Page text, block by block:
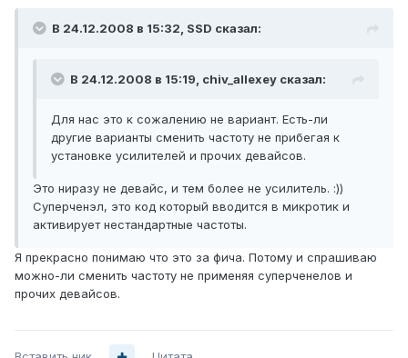
В 24.12.2008 в 15:32, SSD сказал:
В 24.12.2008 в 15:19, chiv_allexey сказал:
Для нас это к сожалению не вариант. Есть-ли
другие варианты сменить частоту не прибегая к
установке усилителей и прочих девайсов.
Это ниразу не девайс, и тем более не усилитель. :))
Суперченэл, это код который вводится в микротик и
активирует нестандартные частоты.
Я прекрасно понимаю что это за фича. Потому и спрашиваю
можно-ли сменить частоту не применяя суперченелов и
прочих девайсов.